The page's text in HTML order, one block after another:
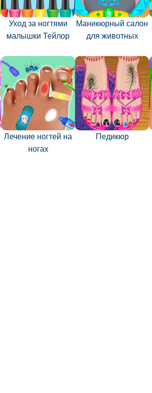
Уход за ногтями
малышки Тейлор
Маникюрный салон
для животных
Лечение ногтей на
ногах
Педикюр